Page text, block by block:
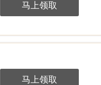
马上领取
马上领取